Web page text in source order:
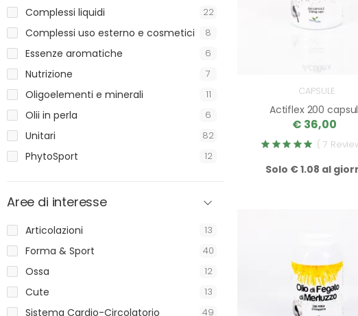
CAPSULE
Actiflex 200
€ 36,00
( 7
Solo € 1.08 al
Complessi liquidi 22
Complessi uso esterno e cosmetici 8
Essenze aromatiche 6
Nutrizione 7
Oligoelementi e minerali 11
Olii in perla 6
Unitari 82
PhytoSport 12
Aree di interesse
Articolazioni 13
Forma & Sport 40
Ossa 12
Cute 13
Sistema Cardio-Circolatorio 49